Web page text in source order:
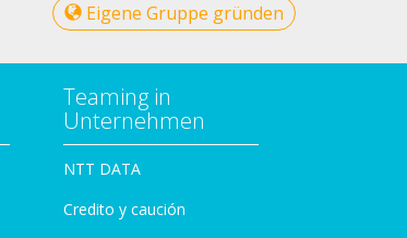
Eigene Gruppe gründen
Teaming in
Unternehmen
NTT DATA
Credito y caución